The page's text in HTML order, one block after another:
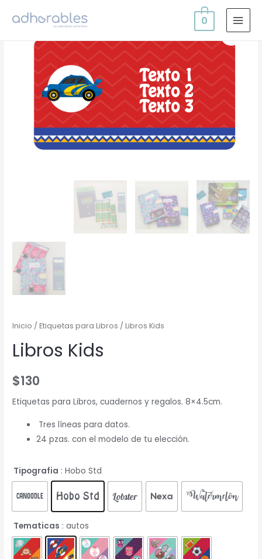
0
Texto 1
Texto 2
Texto 3
Inicio /Etiquetas para Libros / Libros Kids
Libros Kids
$130
Etiquetas para Libros, cuadernos y regalos. 8×4.5cm.
Tres líneas para datos.
24 pzas. con el modelo de tu elección.
Tipografia : Hobo Std
Canoodle Hobo Std Lobster Nexa Watermelon
Tematicas : autos